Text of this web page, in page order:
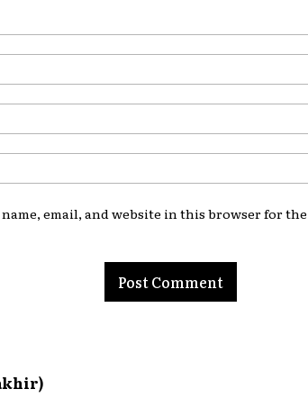
name, email, and website in this browser for